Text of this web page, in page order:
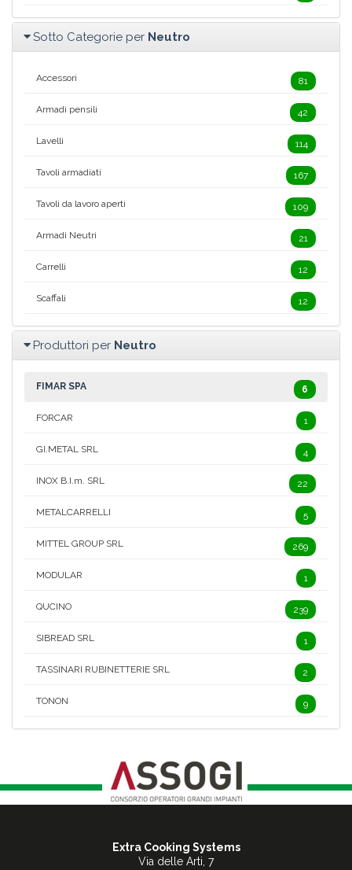
Sotto Categorie per Neutro
Accessori 81
Armadi pensili 42
Lavelli 114
Tavoli armadiati 167
Tavoli da lavoro aperti 109
Armadi Neutri 21
Carrelli 12
Scaffali 12
Produttori per Neutro
FIMAR SPA 6
FORCAR 1
GI.METAL SRL 4
INOX B.I.m. SRL 22
METALCARRELLI 5
MITTEL GROUP SRL 269
MODULAR 1
QUCINO 239
SIBREAD SRL 1
TASSINARI RUBINETTERIE SRL 2
TONON 9
Extra Cooking Systems
Via delle Arti, 7